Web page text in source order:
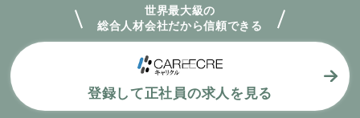
世界最大級の
総合人材会社だから信頼できる
登録して正社員の求人を見る